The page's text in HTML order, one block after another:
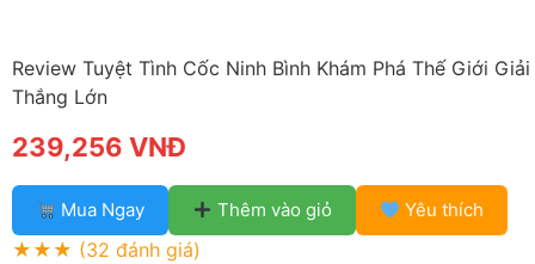
Review Tuyệt Tình Cốc Ninh Bình Khám Phá Thế Giới
Thắng Lớn
239,256 VNĐ
Mua Ngay Thêm vào giỏ Yêu thích
★★★ (32 đánh giá)